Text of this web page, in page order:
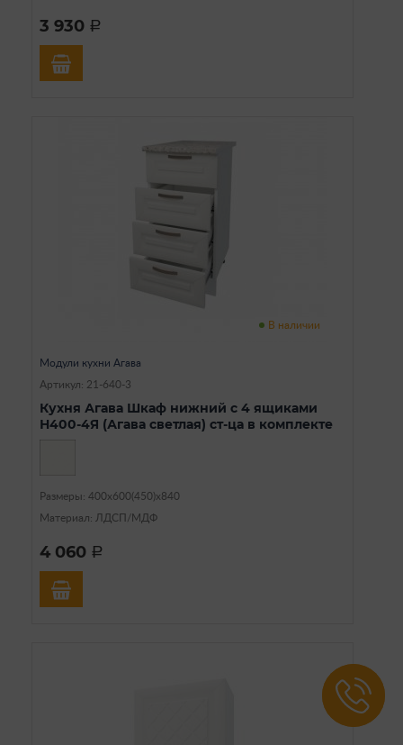
3 930 a
В наличии
Модули кухни Агава
Артикул: 21-640-3
Кухня Агава Шкаф нижний с 4 ящиками
Н400-4Я (Агава светлая) ст-ца в комплекте
Размеры: 400х600(450)х840
Материал: ЛДСП/МДФ
4 060 a